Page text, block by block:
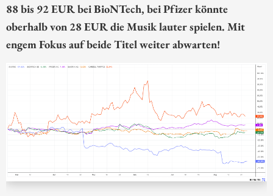
88 bis 92 EUR bei BioNTech, bei Pfizer könnte
oberhalb von 28 EUR die Musik lauter spielen. Mit
engem Fokus auf beide Titel weiter abwarten!